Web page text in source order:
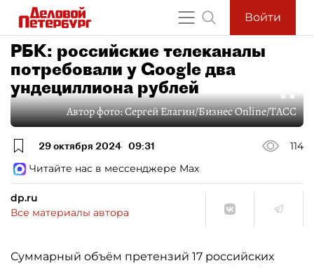
Войти
РБК: российские телеканалы
потребовали у Google два
ундециллиона рублей
Автор фото:Сергей Елагин/Бизнес Online/ТАСС
29 октября 2024 09:31
114
Читайте нас в мессенджере Max
dp.ru
Все материалы автора
Суммарный объём претензий 17 российских